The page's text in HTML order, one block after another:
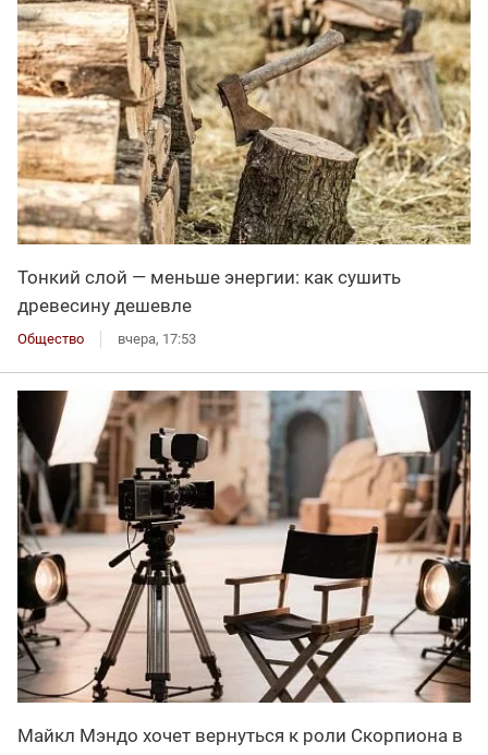
Тонкий слой — меньше энергии: как сушить
древесину дешевле
Общество вчера, 17:53
Майкл Мэндо хочет вернуться к роли Скорпиона в